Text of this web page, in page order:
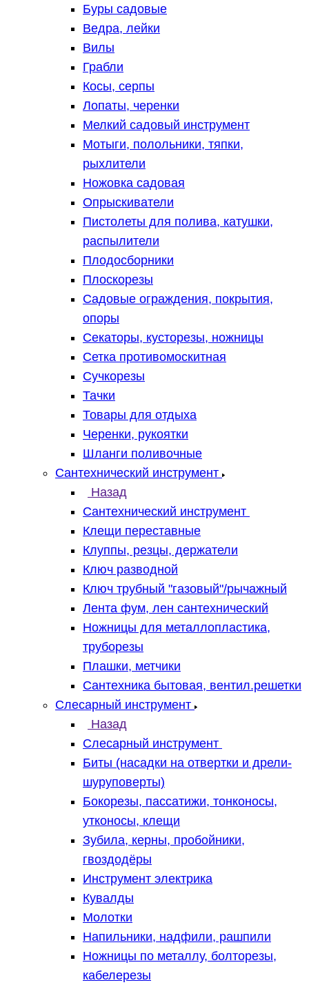
Буры садовые
Ведра, лейки
Вилы
Грабли
Косы, серпы
Лопаты, черенки
Мелкий садовый инструмент
Мотыги, полольники, тяпки,
рыхлители
Ножовка садовая
Опрыскиватели
Пистолеты для полива, катушки,
распылители
Плодосборники
Плоскорезы
Садовые ограждения, покрытия,
опоры
Секаторы, кусторезы, ножницы
Сетка противомоскитная
Сучкорезы
Тачки
Товары для отдыха
Черенки, рукоятки
Шланги поливочные
Сантехнический инструмент
Назад
Сантехнический инструмент
Клещи переставные
Клуппы, резцы, держатели
Ключ разводной
Ключ трубный "газовый"/рычажный
Лента фум, лен сантехнический
Ножницы для металлопластика,
труборезы
Плашки, метчики
Сантехника бытовая, вентил.решетки
Слесарный инструмент
Назад
Слесарный инструмент
Биты (насадки на отвертки и дрели-
шуруповерты)
Бокорезы, пассатижи, тонконосы,
утконосы, клещи
Зубила, керны, пробойники,
гвоздодёры
Инструмент электрика
Кувалды
Молотки
Напильники, надфили, рашпили
Ножницы по металлу, болторезы,
кабелерезы